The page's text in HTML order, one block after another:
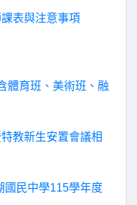
表與注意事項
體育班、美術班、融
教新生安置會議相
國民中學115學年度